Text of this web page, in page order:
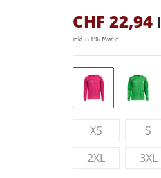
CHF 22,94 |
inkl. 8.1 % MwSt.
XS S
2XL
3XL